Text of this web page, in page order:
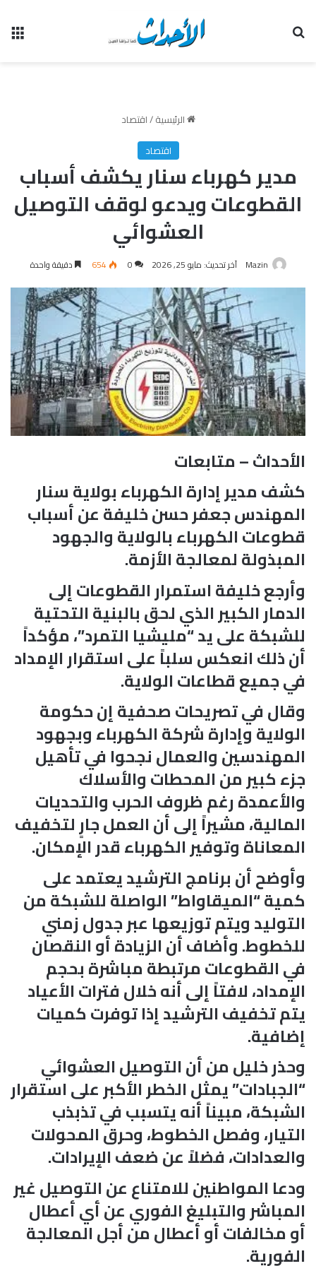
الرئيسية/اقتصاد
اقتصاد
مدير كهرباء سنار يكشف أسباب
القطوعات ويدعو لوقف التوصيل
العشوائي
Mazin آخر تحديث: مايو 25, 2026 0
654 دقيقة واحدة
الأحداث – متابعات
كشف مدير إدارة الكهرباء بولاية سنار
المهندس جعفر حسن خليفة عن أسباب
قطوعات الكهرباء بالولاية والجهود
المبذولة لمعالجة الأزمة.
وأرجع خليفة استمرار القطوعات إلى
الدمار الكبير الذي لحق بالبنية التحتية
للشبكة على يد “مليشيا التمرد”، مؤكداً
أن ذلك انعكس سلباً على استقرار الإمداد
في جميع قطاعات الولاية.
وقال في تصريحات صحفية إن حكومة
الولاية وإدارة شركة الكهرباء وبجهود
المهندسين والعمال نجحوا في تأهيل
جزء كبير من المحطات والأسلاك
والأعمدة رغم ظروف الحرب والتحديات
المالية، مشيراً إلى أن العمل جارٍ لتخفيف
المعاناة وتوفير الكهرباء قدر الإمكان.
وأوضح أن برنامج الترشيد يعتمد على
كمية “الميقاواط” الواصلة للشبكة من
التوليد ويتم توزيعها عبر جدول زمني
للخطوط. وأضاف أن الزيادة أو النقصان
في القطوعات مرتبطة مباشرة بحجم
الإمداد، لافتاً إلى أنه خلال فترات الأعياد
يتم تخفيف الترشيد إذا توفرت كميات
إضافية.
وحذر خليل من أن التوصيل العشوائي
“الجبادات” يمثل الخطر الأكبر على استقرار
الشبكة، مبيناً أنه يتسبب في تذبذب
التيار، وفصل الخطوط، وحرق المحولات
والعدادات، فضلاً عن ضعف الإيرادات.
ودعا المواطنين للامتناع عن التوصيل غير
المباشر والتبليغ الفوري عن أي أعطال
أو مخالفات أو أعطال من أجل المعالجة
الفورية.